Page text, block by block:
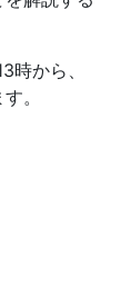
から、
。